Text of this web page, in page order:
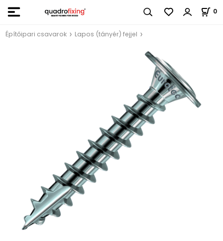
0
Építőipari csavarok Lapos (tányér) fejjel